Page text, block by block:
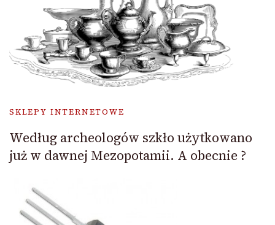
SKLEPY INTERNETOWE
Według archeologów szkło użytkowano
już w dawnej Mezopotamii. A obecnie ?